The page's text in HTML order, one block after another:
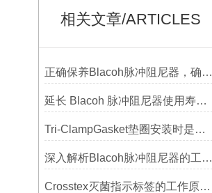
相关文章/ARTICLES
正确保养Blacoh脉冲阻尼器，确保长期稳定运行
延长 Blacoh 脉冲阻尼器使用寿命的维护技巧大公开
Tri-ClampGasket垫圈安装时是否需要涂抹润滑剂或密封脂？
深入解析Blacoh脉冲阻尼器的工作原理与应用
Crosstex灭菌指示标签的工作原理：变色反应机制详解